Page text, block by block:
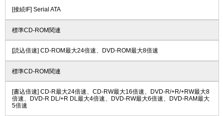
[接続IF] Serial ATA
標準CD-ROM関連
[読込倍速] CD-ROM最大24倍速、DVD-ROM最大8倍速
標準CD-ROM関連
[書込倍速] CD-R最大24倍速、CD-RW最大16倍速、DVD-R/+R/+RW最大8
倍速、DVD-R DL/+R DL最大4倍速、DVD-RW最大6倍速、DVD-RAM最大
5倍速